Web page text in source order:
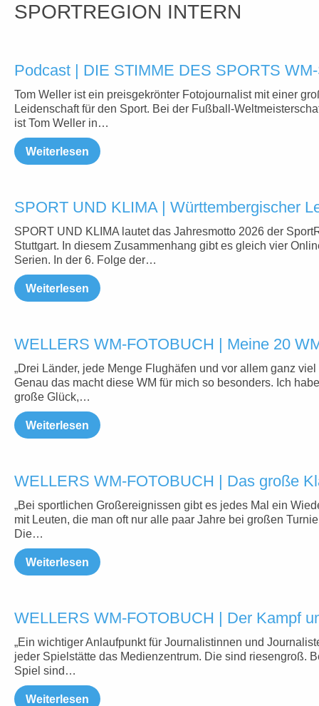
SPORTREGION INTERN
Podcast | DIE STIMME DES SPORTS
Tom Weller ist ein preisgekrönter Fotojournalist mit einer
Leidenschaft für den Sport. Bei der Fußball-
ist Tom Weller in…
Weiterlesen
SPORT UND KLIMA | Württembergischer
SPORT UND KLIMA lautet das Jahresmotto 2026 der
Stuttgart. In diesem Zusammenhang gibt es gleich vier
Serien. In der 6. Folge der…
Weiterlesen
WELLERS WM-FOTOBUCH | Meine 20
„Drei Länder, jede Menge Flughäfen und vor allem ganz
Genau das macht diese WM für mich so besonders. Ich
große Glück,…
Weiterlesen
WELLERS WM-FOTOBUCH | Das große
„Bei sportlichen Großereignissen gibt es jedes Mal ein
mit Leuten, die man oft nur alle paar Jahre bei großen
Die…
Weiterlesen
WELLERS WM-FOTOBUCH | Der Kampf
„Ein wichtiger Anlaufpunkt für Journalistinnen und
jeder Spielstätte das Medienzentrum. Die sind riesengroß.
Spiel sind…
Weiterlesen